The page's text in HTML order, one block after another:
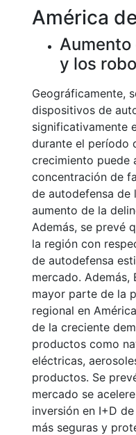
América
Aumento
y los
Geográficamente,
dispositivos de
significativamente
durante el período
crecimiento puede
concentración de
de autodefensa de
aumento de la
Además, se prevé
la región con
de autodefensa
mercado. Además,
mayor parte de la
regional en
de la creciente
productos como
eléctricas,
productos. Se
mercado se
inversión en I+D
más seguras y